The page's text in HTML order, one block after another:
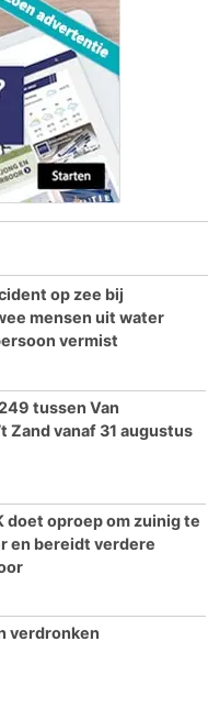
op zee bij
mensen uit water
vermist
tussen Van
Zand vanaf 31 augustus
doet oproep om zuinig te
en bereidt verdere
verdronken